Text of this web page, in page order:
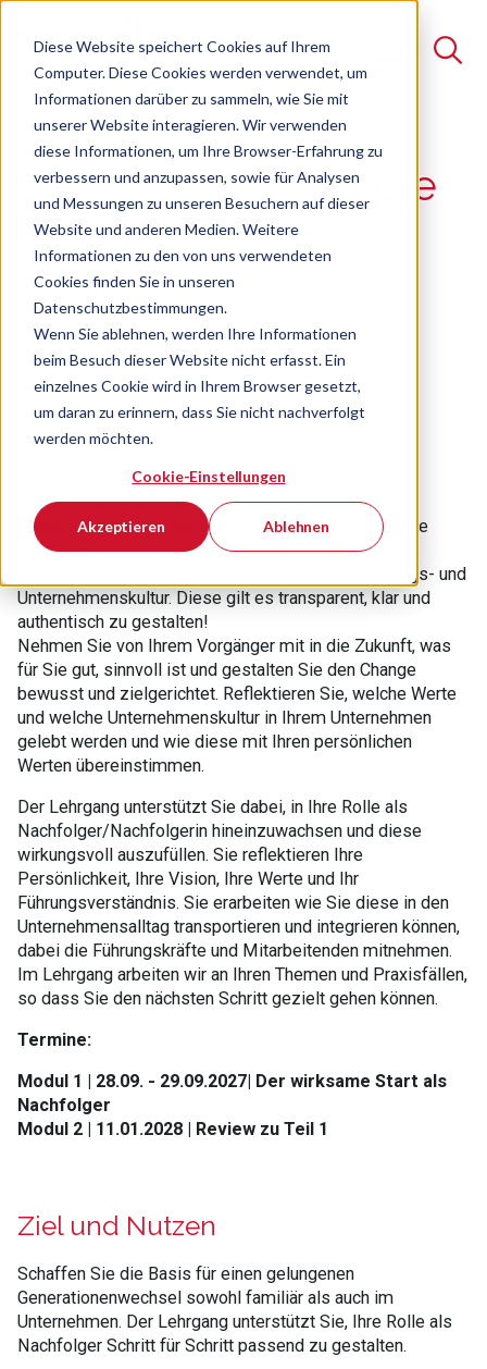
Diese Website speichert Cookies auf Ihrem
Computer. Diese Cookies werden verwendet, um
Informationen darüber zu sammeln, wie Sie mit
unserer Website interagieren. Wir verwenden
diese Informationen, um Ihre Browser-Erfahrung zu
verbessern und anzupassen, sowie für Analysen
und Messungen zu unseren Besuchern auf dieser
Website und anderen Medien. Weitere
Informationen zu den von uns verwendeten
Cookies finden Sie in unseren
Datenschutzbestimmungen.
Wenn Sie ablehnen, werden Ihre Informationen
beim Besuch dieser Website nicht erfasst. Ein
einzelnes Cookie wird in Ihrem Browser gesetzt,
um daran zu erinnern, dass Sie nicht nachverfolgt
werden möchten.
Cookie-Einstellungen
Akzeptieren Ablehnen
Suche
Es gibt keine Vorschläge, da das Suchfeld leer ist.
Sind Sie bereit für die
Nachfolge?
Lehrgang Freie Plätze verfügbar
Die Weichen für den Übergang stellen
Sie stehen in der Nachfolge an der Spitze eines
Familienunternehmens? Für Sie, die Familie, die
Mitarbeitenden und die Geschäftspartner ist dies eine
einschneidende Veränderung mit besonderen
Herausforderungen, auch im Hinblick auf die Führungs- und
Unternehmenskultur. Diese gilt es transparent, klar und
authentisch zu gestalten!
Nehmen Sie von Ihrem Vorgänger mit in die Zukunft, was
für Sie gut, sinnvoll ist und gestalten Sie den Change
bewusst und zielgerichtet. Reflektieren Sie, welche Werte
und welche Unternehmenskultur in Ihrem Unternehmen
gelebt werden und wie diese mit Ihren persönlichen
Werten übereinstimmen.
Der Lehrgang unterstützt Sie dabei, in Ihre Rolle als
Nachfolger/Nachfolgerin hineinzuwachsen und diese
wirkungsvoll auszufüllen. Sie reflektieren Ihre
Persönlichkeit, Ihre Vision, Ihre Werte und Ihr
Führungsverständnis. Sie erarbeiten wie Sie diese in den
Unternehmensalltag transportieren und integrieren können,
dabei die Führungskräfte und Mitarbeitenden mitnehmen.
Im Lehrgang arbeiten wir an Ihren Themen und Praxisfällen,
so dass Sie den nächsten Schritt gezielt gehen können.
Termine:
Modul 1 | 28.09. - 29.09.2027| Der wirksame Start als
Nachfolger
Modul 2 | 11.01.2028 | Review zu Teil 1
Ziel und Nutzen
Schaffen Sie die Basis für einen gelungenen
Generationenwechsel sowohl familiär als auch im
Unternehmen. Der Lehrgang unterstützt Sie, Ihre Rolle als
Nachfolger Schritt für Schritt passend zu gestalten. ​​